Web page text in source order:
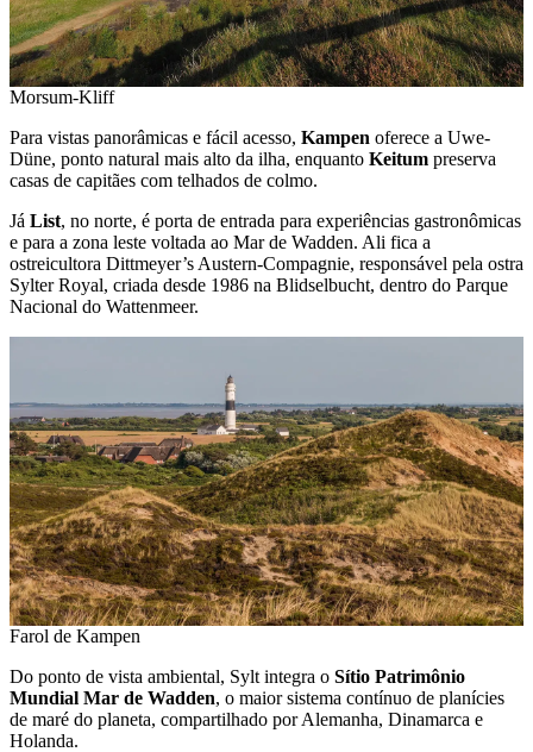
Morsum-Kliff
Para vistas panorâmicas e fácil acesso, Kampen oferece a Uwe-
Düne, ponto natural mais alto da ilha, enquanto Keitum preserva
casas de capitães com telhados de colmo.
Já List, no norte, é porta de entrada para experiências gastronômicas
e para a zona leste voltada ao Mar de Wadden. Ali fica a
ostreicultora Dittmeyer’s Austern-Compagnie, responsável pela ostra
Sylter Royal, criada desde 1986 na Blidselbucht, dentro do Parque
Nacional do Wattenmeer.
Farol de Kampen
Do ponto de vista ambiental, Sylt integra o Sítio Patrimônio
Mundial Mar de Wadden, o maior sistema contínuo de planícies
de maré do planeta, compartilhado por Alemanha, Dinamarca e
Holanda.